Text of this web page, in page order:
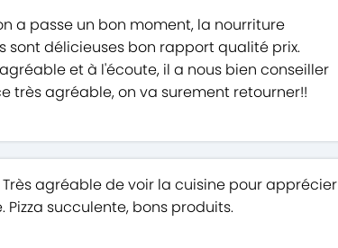
a passe un bon moment, la nourriture
sont délicieuses bon rapport qualité prix.
et à l'écoute, il a nous bien conseiller
très agréable, on va surement retourner!!
agréable de voir la cuisine pour apprécier
succulente, bons produits.